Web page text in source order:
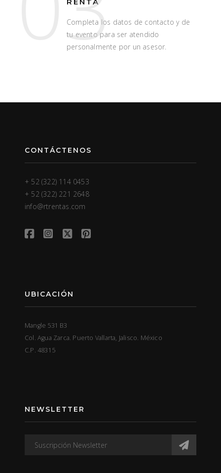
Completa los datos de contacto y de
tu evento para ser atendido
personalmente por un asesor.
CONTÁCTENOS
+ 52 (322) 114 0453
+ 52 (322) 221 2648
info@rtrentas.com
UBICACIÓN
Mangle 531 B3
Col. Agua Zarca. Puerto Vallarta, Jalisco. México
C.P. 48315
NEWSLETTER